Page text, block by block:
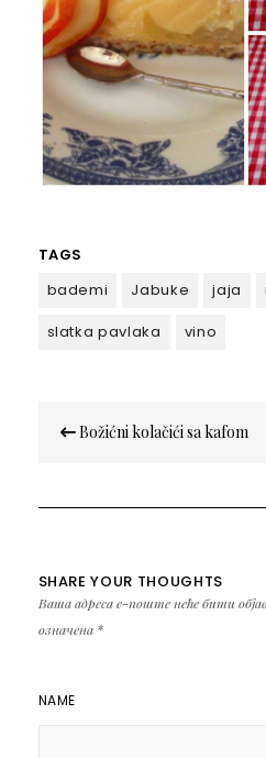
TAGS
bademi
Jabuke jaja
slatka pavlaka
vino
чланка
Božićni kolačići sa kafom
SHARE YOUR THOUGHTS
Ваша адреса е-поште неће бити
означена *
NAME